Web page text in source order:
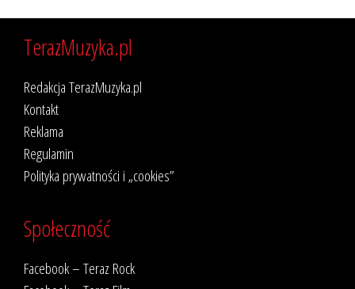
TerazMuzyka.pl
Redakcja TerazMuzyka.pl
Kontakt
Reklama
Regulamin
Polityka prywatności i „cookies”
Społeczność
Facebook – Teraz Rock